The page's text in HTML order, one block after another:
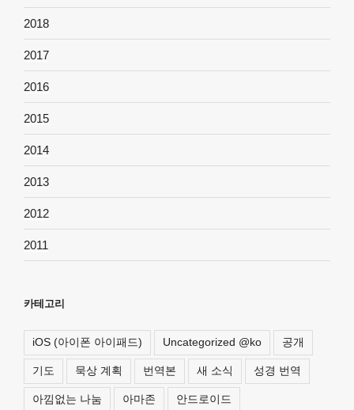
2018
2017
2016
2015
2014
2013
2012
2011
카테고리
iOS (아이폰 아이패드) Uncategorized @ko 공개
기도 묵상 계획 번역본 새 소식 성경 번역
아낌없는 나눔 아마존 안드로이드